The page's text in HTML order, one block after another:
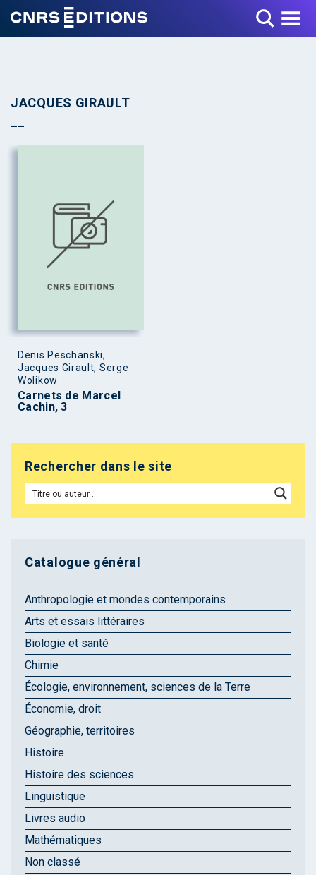
Toggle Menu
JACQUES GIRAULT
Denis Peschanski,
Jacques Girault, Serge
Wolikow
Carnets de Marcel
Cachin, 3
Rechercher dans le site
Catalogue général
Anthropologie et mondes contemporains
Arts et essais littéraires
Biologie et santé
Chimie
Écologie, environnement, sciences de la Terre
Économie, droit
Géographie, territoires
Histoire
Histoire des sciences
Linguistique
Livres audio
Mathématiques
Non classé